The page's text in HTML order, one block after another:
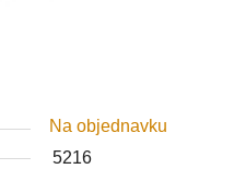
Na objednavku
5216